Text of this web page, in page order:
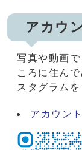
アカウ
写真や動画
ころに住ん
スタグラム
アカウン